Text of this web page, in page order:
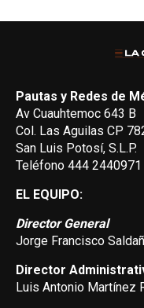
Pautas y Redes de
Av Cuauhtemoc 643 B
Col. Las Aguilas CP
San Luis Potosí, S.L.P.
Teléfono 444 2440971
EL EQUIPO:
Director General
Jorge Francisco
Director
Luis Antonio Martínez